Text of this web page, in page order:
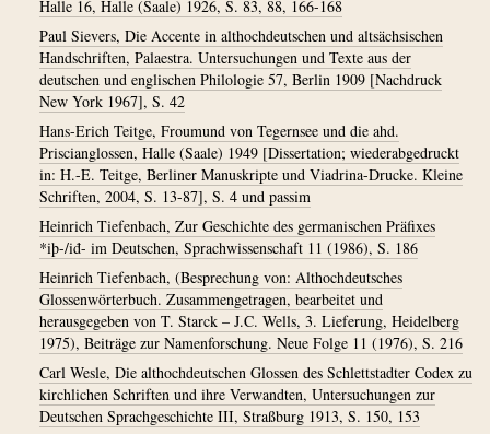
Halle 16, Halle (Saale) 1926, S. 83, 88, 166-168
Paul Sievers, Die Accente in althochdeutschen und altsächsischen
Handschriften, Palaestra. Untersuchungen und Texte aus der
deutschen und englischen Philologie 57, Berlin 1909 [Nachdruck
New York 1967], S. 42
Hans-Erich Teitge, Froumund von Tegernsee und die ahd.
Priscianglossen, Halle (Saale) 1949 [Dissertation; wiederabgedruckt
in: H.-E. Teitge, Berliner Manuskripte und Viadrina-Drucke. Kleine
Schriften, 2004, S. 13-87], S. 4 und passim
Heinrich Tiefenbach, Zur Geschichte des germanischen Präfixes
*iþ-/iđ- im Deutschen, Sprachwissenschaft 11 (1986), S. 186
Heinrich Tiefenbach, (Besprechung von: Althochdeutsches
Glossenwörterbuch. Zusammengetragen, bearbeitet und
herausgegeben von T. Starck – J.C. Wells, 3. Lieferung, Heidelberg
1975), Beiträge zur Namenforschung. Neue Folge 11 (1976), S. 216
Carl Wesle, Die althochdeutschen Glossen des Schlettstadter Codex zu
kirchlichen Schriften und ihre Verwandten, Untersuchungen zur
Deutschen Sprachgeschichte III, Straßburg 1913, S. 150, 153